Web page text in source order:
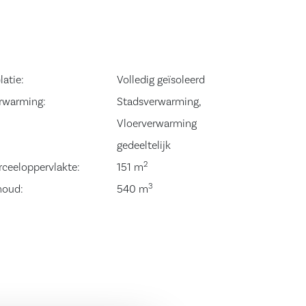
Volledig geïsoleerd
Stadsverwarming,
Vloerverwarming
gedeeltelijk
151 m2
540 m3